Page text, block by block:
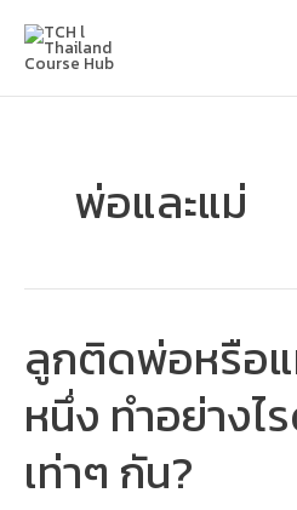
content
พ่อและแม่
ลูกติดพ่อหรือ
หนึ่ง ทำอย่างไ
เท่าๆ กัน?
ติด
พ่อ
แม่
ใด
คน